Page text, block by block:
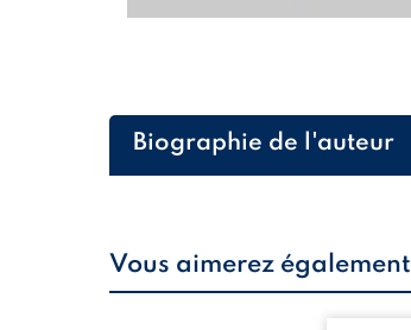
Biographie de l'auteur
Vous aimerez également